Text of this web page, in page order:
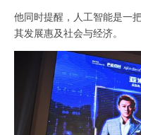
他同时提醒，人工智能是一
其发展惠及社会与经济。